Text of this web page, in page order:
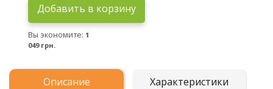
Добавить в корзину
Вы экономите: 1
049 грн.
Описание Характеристики